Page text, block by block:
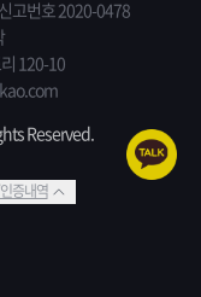
고번호 2020-0478
120-10
Reserved.
증내역